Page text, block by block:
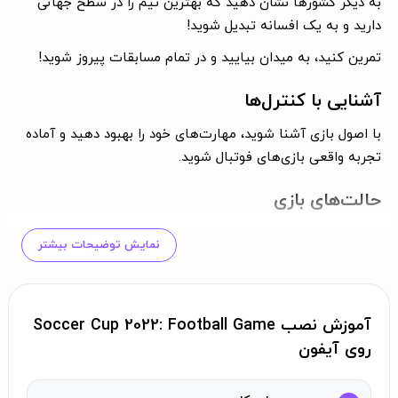
دارید و به یک افسانه تبدیل شوید!
تمرین کنید، به میدان بیایید و در تمام مسابقات پیروز شوید!
آشنایی با کنترل‌ها
با اصول بازی آشنا شوید، مهارت‌های خود را بهبود دهید و آماده
تجربه واقعی بازی‌های فوتبال شوید.
حالت‌های بازی
بازی کنید، پیشرفت لیگ خود را بهبود دهید و به لیگ‌های
بهتر با تیم‌های قوی‌تر منتقل شوید.
آمار:پیشرفت و آمار تیم خود را دنبال کنید.
اهداف فصل:
رویدادها شامل:
نمایش توضیحات بیشتر
آموزش نصب Soccer Cup 2022: Football Game
روی آیفون